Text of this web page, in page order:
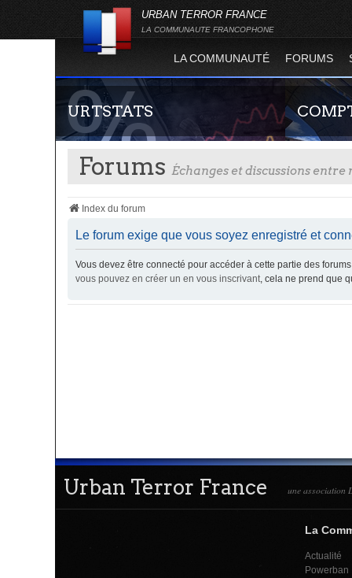
URBAN TERROR FRANCE
LA COMMUNAUTE FRANCOPHONE
LA COMMUNAUTÉ FORUMS
URTSTATS
Statistiques globales et en temps réel de la
totalité des serveurs d'Urban Terror. Suivez
Guide
site officiel
Forums Échanges et discussions
Index du forum
Le forum exige que vous soyez enregistré et
Vous devez être connecté pour accéder à cette partie des
vous pouvez en créer un en vous inscrivant, cela ne prend que
Urban Terror France une association
La
Actualité
Powerban